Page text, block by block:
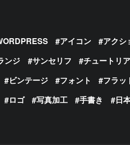
アイコン
アクシ
ンジ サンセリフ チュートリ
ビンテージ フォント フラッ
ロゴ 写真加工 手書き 日